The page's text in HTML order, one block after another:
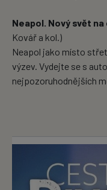
Neapol. Nový svět
Kovář a kol.)
Neapol jako místo
výzev. Vydejte se s
nejpozoruhodnějších